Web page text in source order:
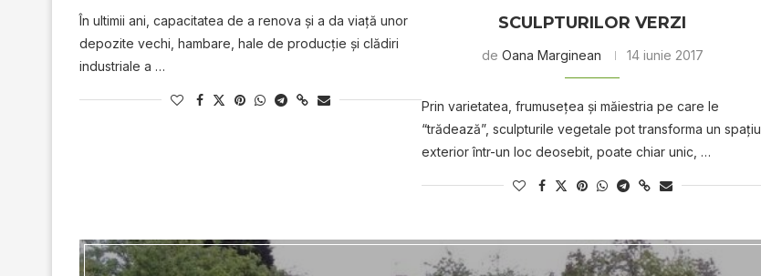
În ultimii ani, capacitatea de a renova şi a da viaţă unor
depozite vechi, hambare, hale de producţie şi clădiri
industriale a …
SCULPTURILOR VERZI
de Oana Marginean 14 iunie 2017
Prin varietatea, frumusețea și măiestria pe care le
“trădează”, sculpturile vegetale pot transforma un spațiu
exterior într-un loc deosebit, poate chiar unic, …